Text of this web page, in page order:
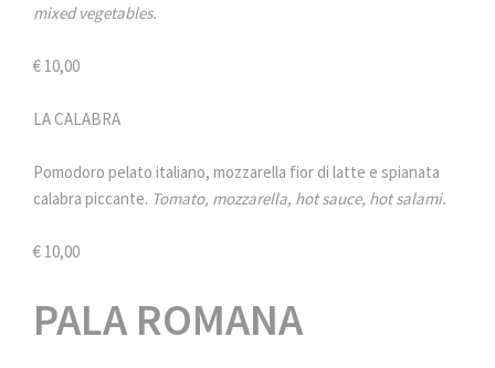
mixed vegetables.
€ 10,00
LA CALABRA
Pomodoro pelato italiano, mozzarella fior di latte e spianata
calabra piccante. Tomato, mozzarella, hot sauce, hot salami.
€ 10,00
PALA ROMANA